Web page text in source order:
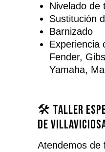
Nivelado de
Sustitución
Barnizado
Experiencia
Fender,
Yamaha,
🛠️ Taller
de
Atendemos de